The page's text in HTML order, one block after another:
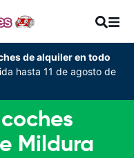
de alquiler en todo
hasta 11 de agosto de
Mildura